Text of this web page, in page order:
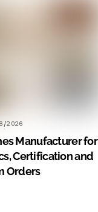
2026
Manufacturer for
Certification and
Orders